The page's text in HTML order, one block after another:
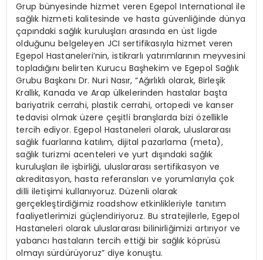
Grup bünyesinde hizmet veren Egepol International ile
sağlık hizmeti kalitesinde ve hasta güvenliğinde dünya
çapındaki sağlık kuruluşları arasında en üst ligde
olduğunu belgeleyen JCI sertifikasıyla hizmet veren
Egepol Hastaneleri’nin, istikrarlı yatırımlarının meyvesini
topladığını belirten Kurucu Başhekim ve Egepol Sağlık
Grubu Başkanı Dr. Nuri Nasır, “Ağırlıklı olarak, Birleşik
Krallık, Kanada ve Arap ülkelerinden hastalar başta
bariyatrik cerrahi, plastik cerrahi, ortopedi ve kanser
tedavisi olmak üzere çeşitli branşlarda bizi özellikle
tercih ediyor. Egepol Hastaneleri olarak, uluslararası
sağlık fuarlarına katılım, dijital pazarlama (meta),
sağlık turizmi acenteleri ve yurt dışındaki sağlık
kuruluşları ile işbirliği, uluslararası sertifikasyon ve
akreditasyon, hasta referansları ve yorumlarıyla çok
dilli iletişimi kullanıyoruz. Düzenli olarak
gerçekleştirdiğimiz roadshow etkinlikleriyle tanıtım
faaliyetlerimizi güçlendiriyoruz. Bu stratejilerle, Egepol
Hastaneleri olarak uluslararası bilinirliğimizi artırıyor ve
yabancı hastaların tercih ettiği bir sağlık köprüsü
olmayı sürdürüyoruz” diye konuştu.